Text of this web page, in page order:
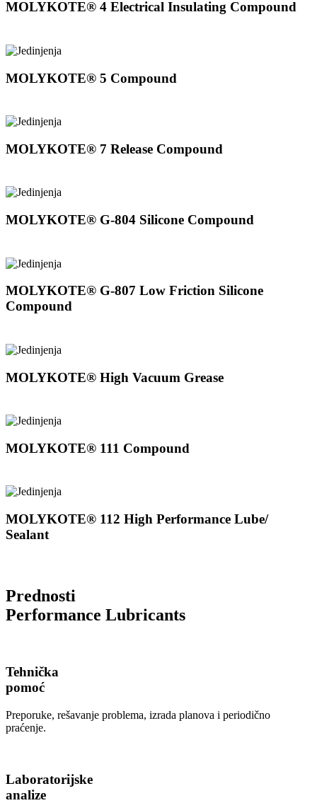
MOLYKOTE® 4 Electrical Insulating Compound
MOLYKOTE® 5 Compound
MOLYKOTE® 7 Release Compound
MOLYKOTE® G-804 Silicone Compound
MOLYKOTE® G-807 Low Friction Silicone
Compound
MOLYKOTE® High Vacuum Grease
MOLYKOTE® 111 Compound
MOLYKOTE® 112 High Performance Lube/
Sealant
Prednosti
Performance Lubricants
Tehnička
pomoć
Preporuke, rešavanje problema, izrada planova i periodično
praćenje.
Laboratorijske
analize